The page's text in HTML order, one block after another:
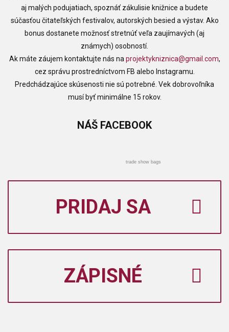
aj malých podujatiach, spoznáť zákulisie knižnice a budete
súčasťou čitateľských festivalov, autorských besied a výstav. Ako
bonus dostanete možnosť stretnúť veľa zaujímavých (aj
známych) osobností.
Ak máte záujem kontaktujte nás na projektykniznica@gmail.com,
cez správu prostredníctvom FB alebo Instagramu.
Predchádzajúce skúsenosti nie sú potrebné. Vek dobrovoľníka
musí byť minimálne 15 rokov.
NÁŠ FACEBOOK
trade show bags
PRIDAJ SA
ZÁPISNÉ